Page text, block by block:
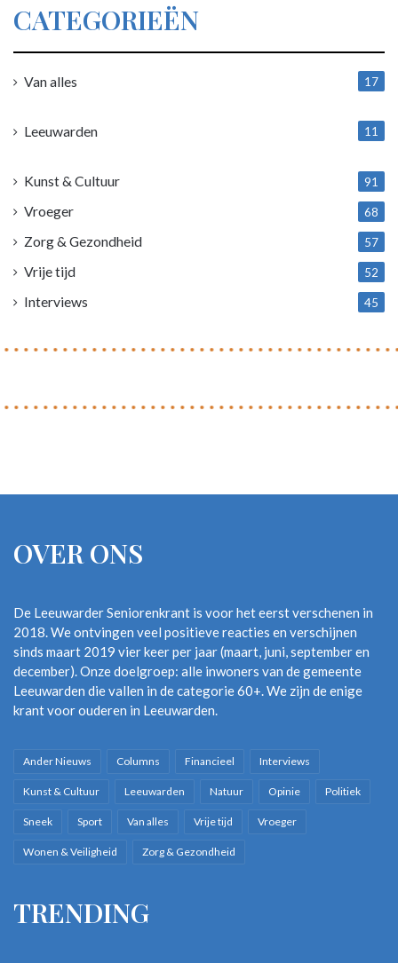
CATEGORIEËN
Van alles
17
Leeuwarden
11
Kunst & Cultuur 91
Vroeger 68
Zorg & Gezondheid 57
Vrije tijd 52
Interviews 45
OVER ONS
De Leeuwarder Seniorenkrant is voor het eerst verschenen in
2018. We ontvingen veel positieve reacties en verschijnen
sinds maart 2019 vier keer per jaar (maart, juni, september en
december). Onze doelgroep: alle inwoners van de gemeente
Leeuwarden die vallen in de categorie 60+. We zijn de enige
krant voor ouderen in Leeuwarden.
Ander Nieuws Columns Financieel Interviews
Kunst & Cultuur Leeuwarden Natuur Opinie Politiek
Sneek Sport Van alles Vrije tijd Vroeger
Wonen & Veiligheid Zorg & Gezondheid
TRENDING